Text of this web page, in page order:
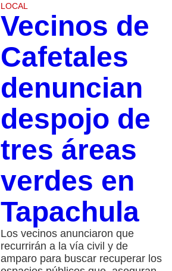
LOCAL
Vecinos de
Cafetales
denuncian
despojo de
tres áreas
verdes en
Tapachula
Los vecinos anunciaron que
recurrirán a la vía civil y de
amparo para buscar recuperar los